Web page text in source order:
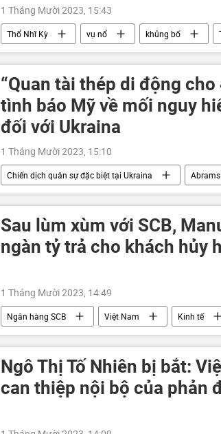
1 Tháng Mười 2023, 15:43
Thổ Nhĩ Kỳ vụ nổ khủng bố
bị thương
cảnh sát
“Quan tài thép di động
tình báo Mỹ về mối nguy
đối với Ukraina
1 Tháng Mười 2023, 15:10
Chiến dịch quân sự đặc biệt tại Ukraina Abrams
viện trợ quân sự
Cuộc khủng hoảng ở Ukraina
xung đột quân sự
Quân sự Thế giới
Sau lùm xùm với SCB,
ngàn tỷ trả cho khách hủy
1 Tháng Mười 2023, 14:49
Ngân hàng SCB Việt Nam Kinh tế
công nhân
Ngô Thị Tố Nhiên bị bắt:
can thiệp nội bộ của phản